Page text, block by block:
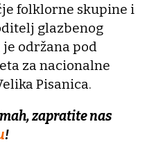
folklorne skupine i
glazbenog
održana pod
za nacionalne
Pisanica.
zapratite nas
!